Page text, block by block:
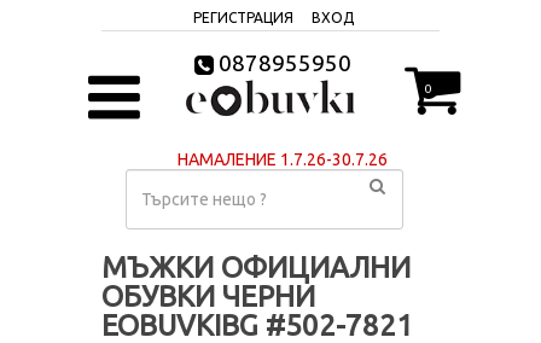
РЕГИСТРАЦИЯ ВХОД
0878955950
0
НАМАЛЕНИЕ 1.7.26-30.7.26
МЪЖКИ ОФИЦИАЛНИ
ОБУВКИ ЧЕРНИ
EOBUVKIBG #502-7821